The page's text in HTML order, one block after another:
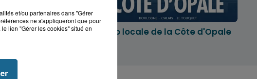
l'Audomarois L'info locale de la Côte d'Opale
et/ou partenaires dans "Gérer
ne s'appliqueront que pour
lien "Gérer les cookies" situé en